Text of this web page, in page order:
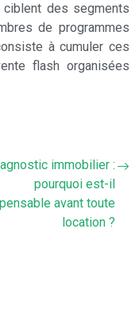
ciblent des segments
de programmes
à cumuler ces
flash organisées
immobilier :
pourquoi est-il
avant toute
location ?